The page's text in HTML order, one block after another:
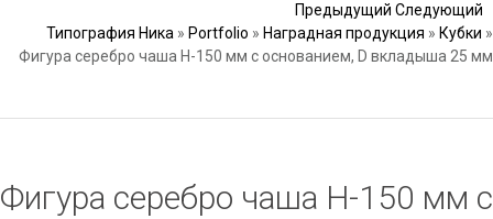
Предыдущий Следующий
Типография Ника » Portfolio » Наградная продукция » Кубки »
Фигура серебро чаша H-150 мм с основанием, D вкладыша 25 мм
Фигура серебро чаша H-150 мм с